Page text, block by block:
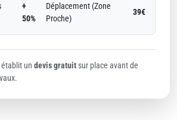
+
50%
Déplacement (Zone
Proche)
39€
un devis gratuitsur place avant de